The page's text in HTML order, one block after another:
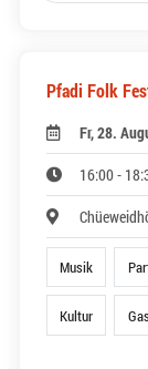
Pfadi Folk
Fr, 28.
16:00 -
Musik
Kultur